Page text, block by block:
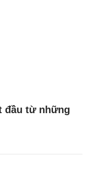
đầu từ những